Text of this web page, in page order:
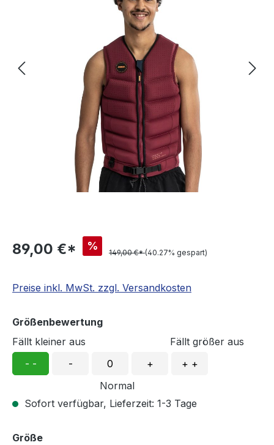
89,00 €* %
149,00 €*(40.27% gespart)
Preise inkl. MwSt. zzgl. Versandkosten
Größenbewertung
Fällt kleiner aus
Fällt größer aus
- -
- 0 +
+ +
Normal
Sofort verfügbar, Lieferzeit: 1-3 Tage
Größeauswählen